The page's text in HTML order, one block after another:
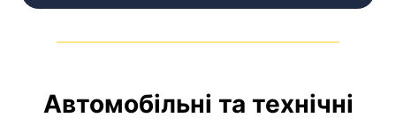
Автомобільні та технічні